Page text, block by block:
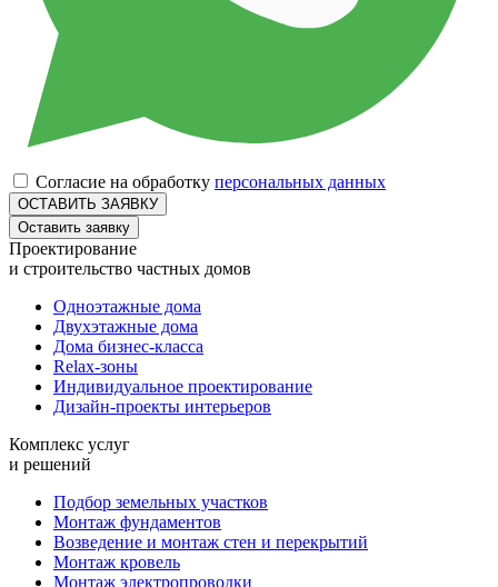
Согласие на обработку персональных данных
Оставить заявку
Проектирование
и строительство частных домов
Одноэтажные дома
Двухэтажные дома
Дома бизнес-класса
Relax-зоны
Индивидуальное проектирование
Дизайн-проекты интерьеров
Комплекс услуг
и решений
Подбор земельных участков
Монтаж фундаментов
Возведение и монтаж стен и перекрытий
Монтаж кровель
Монтаж электропроводки